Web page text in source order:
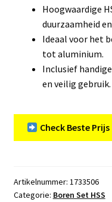
Hoogwaardige
duurzaamheid
Ideaal voor het
tot aluminium.
Inclusief
en veilig gebruik.
Check Beste Prijs
Artikelnummer: 1733506
Categorie: Boren Set HSS